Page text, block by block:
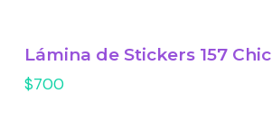
Lámina de Stickers 157 Chic
$700